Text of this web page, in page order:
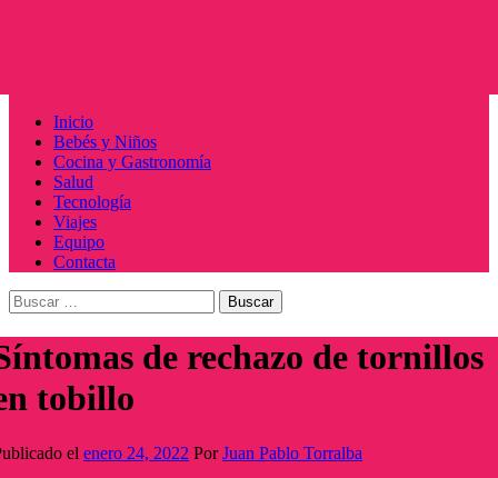
Menú
principal
Inicio
Bebés y Niños
Cocina y Gastronomía
Salud
Tecnología
Viajes
Equipo
Contacta
Buscar:
de rechazo de tornillos
tobillo
el enero 24, 2022 PorJuan Pablo Torralba